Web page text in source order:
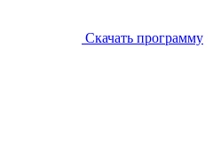
Скачать программу